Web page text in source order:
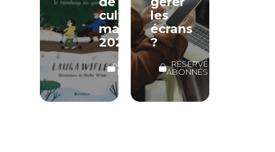
culture
mai
2024
LECTURE
LIBRE
les
écrans
?
RÉSERVÉ
ABONNÉS